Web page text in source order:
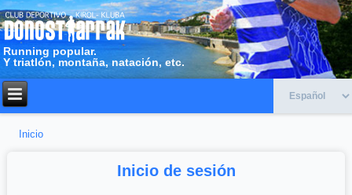
Running popular.
Y triatlón, montaña, natación, etc.
Inicio
Inicio de sesión